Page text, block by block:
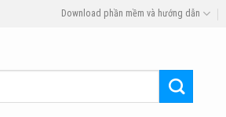
Download phần mềm và hướng dẫn